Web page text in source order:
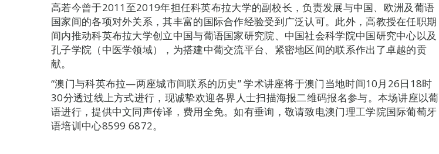
高若今曾于2011至2019年担任科英布拉大学的副校长，负责发展与中国、欧洲及葡语
国家间的各项对外关系，其丰富的国际合作经验受到广泛认可。此外，高教授在任职期
间内推动科英布拉大学创立中国与葡语国家研究院、中国社会科学院中国研究中心以及
孔子学院（中医学领域），为搭建中葡交流平台、紧密地区间的联系作出了卓越的贡
献。
“澳门与科英布拉—两座城市间联系的历史” 学术讲座将于澳门当地时间10月26日18时
30分透过线上方式进行，现诚挚欢迎各界人士扫描海报二维码报名参与。本场讲座以葡
语进行，提供中文同声传译，费用全免。如有垂询，敬请致电澳门理工学院国际葡萄牙
语培训中心8599 6872。